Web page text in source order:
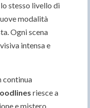
stesso livello di
modalità
Ogni scena
intensa e
continua
riesce a
e mistero,